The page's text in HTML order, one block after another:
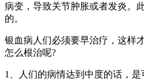
病变，导致关节肿胀或者发炎。
的。
银血病人们必须要早治疗，这样
怎么根治呢?
1、人们的病情达到中度的话，